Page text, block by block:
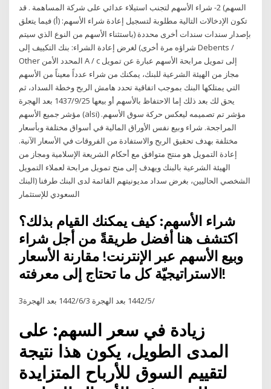
السهم) 2- شراء الأسهم لتجنب استيلاء عدائي على شركة المساهمة . قد
تكون الإدخالات التالية مطلوبة لتسجيل إعادة شراء الأسهم: (أ) فيما يتعلق
بإصدار سندات سندات أخرى محددة (باستثناء الأسهم من النوع الذي سيتم
شراؤه مرة أخرى) لغرض إعادة الشراء: بنك التكييف إلى Debents /
Other المحدد الأمن A / c إلى تمويل مرابحة الأسهم عبارة عن تمويل
مجاز من الهيئة الشرعية للبنك، يمكنك من شراء عدداً معيناً من الأسهم
التي يمتلكها البنك بموجب اتفاقية تحدد هامش الربح وخطة السداد، ثم
يحق لك بعد ذلك إما الاحتفاظ بالأسهم أو بيعها 25‏‏/9‏‏/1437 بعد الهجرة
مؤشر جميع الأسهم (alsi) مؤشر تم تصميمه ليعكس حركة سوق الأسهم.
المراجحة. شراء وبيع نفس الأوراق المالية في أسواق مختلفة وبأسعار
مختلفة بهدف تحقيق الربح والاستفادة من الفروقات في الأسعار الآنية.
إعادة التمويل هو منتج متوافق مع أحكام الشريعة الإسلامية ومجاز من
الهيئة الشرعية بالبنك ويهدف إلى منح تمويل مرابحة لعملاء التمويل
الشخصي الحاليين، بغرض سداد مديونيتهم القائمة لدى البنك طرفنا (البنك
السعودي للإستثمار
شراء الأسهم: كيف يمكنك القيام بذلك؟
اكتشف هنا أفضل طريقةً من أجل شراء
وبيع الأسهم عبر الإنترنت! مقارنة الأسعار
الاستراتيجيّة كل ما تحتاج إلى معرفته!
3‏‏/5‏‏/1442 بعد الهجرة 3‏‏/6‏‏/1442 بعد الهجرة
زيادة في سعر السهم: على
المدى الطويل، يكون هذا نتيجة
لتقييم السوق للأرباح المتزايدة